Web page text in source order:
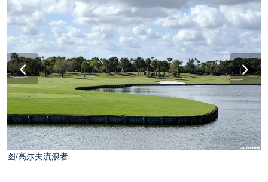
图/高尔夫流浪者
图/高尔夫流浪者